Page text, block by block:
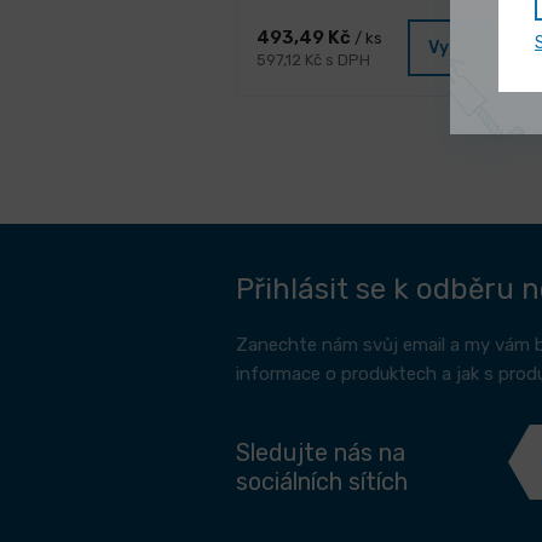
493,49 Kč / ks
597,12 Kč s DPH
Vybrat
Přihlásit se k odběru
Zanechte nám svůj email a my vám
informace o produktech a jak s
Sledujte nás na
sociálních sítích